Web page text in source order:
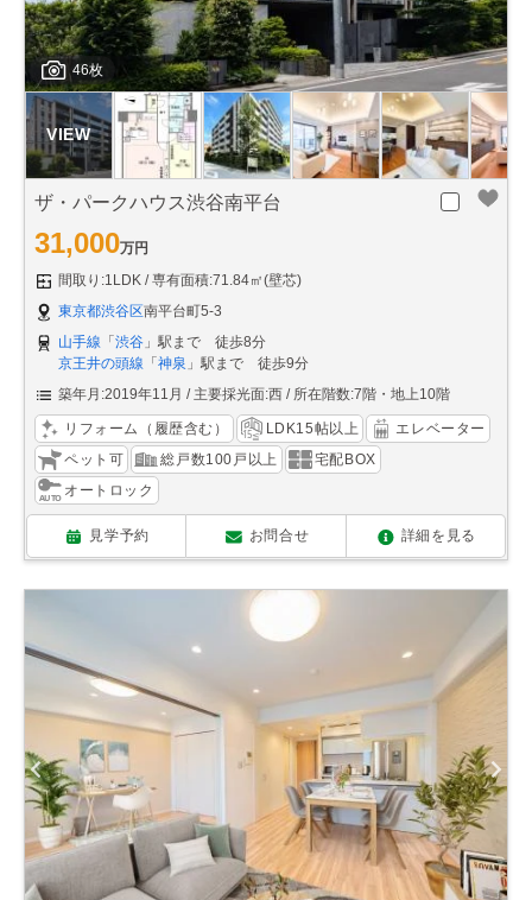
46枚
ザ・パークハウス渋谷南平台
31,000万円
間取り:1LDK
専有面積:71.84㎡(壁芯)
東京都渋谷区南平台町5-3
山手線 「渋谷 」駅まで 徒歩8分
京王井の頭線 「神泉 」駅まで 徒歩9分
築年月:2019年11月
主要採光面:西 所在階数:7階・地上10階
リフォーム（履歴含む） LDK15帖以上
エレベーター
ペット可
総戸数100戸以上
宅配BOX
オートロック
見学予約 お問合せ 詳細を見る